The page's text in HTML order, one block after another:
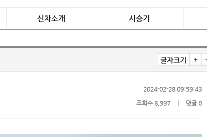
신차소개 시승기
글자크기
2024-02-28 09:59:43
조회수 8,997
댓글 0